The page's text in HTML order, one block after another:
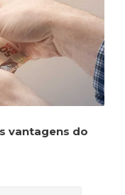
vantagens do